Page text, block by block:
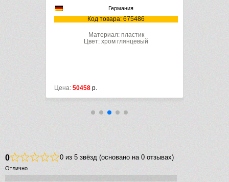
Германия
Код товара: 675486
Материал: пластик
Цвет: хром глянцевый
Цена: 50458 р.
0 0 из 5 звёзд (основано на 0 отзывах)
Отлично